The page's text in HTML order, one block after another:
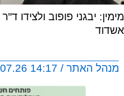
מימין: יבגני פופוב ולצידו
אשדוד
מנהל האתר / 14:17 08.07.26